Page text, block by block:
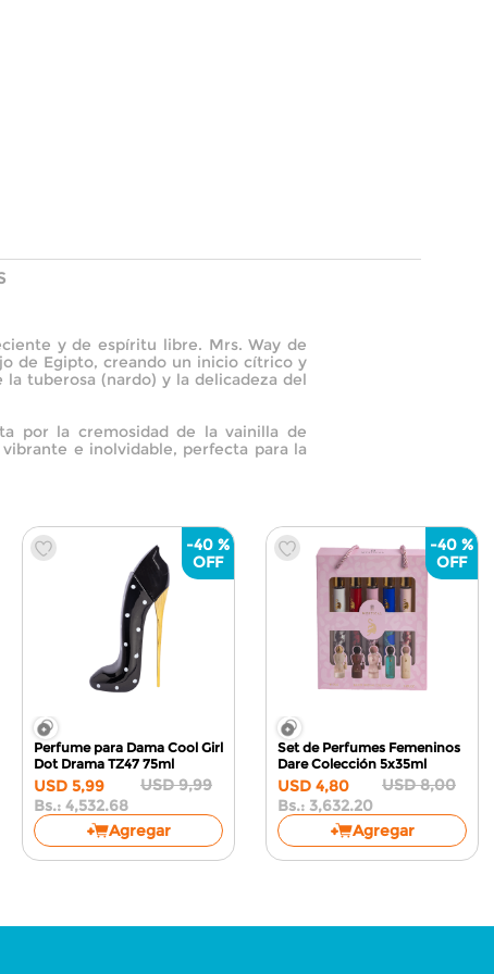
y de espíritu libre. Mrs. Way de
de Egipto, creando un inicio cítrico y
tuberosa (nardo) y la delicadeza del
por la cremosidad de la vainilla de
e inolvidable, perfecta para la
-40 %
Perfume para Dama Cool Girl
Dot Drama TZ47 75ml
USD 5,99 USD 9,99
Bs.: 4,532.68
Agregar
-40 %
Set de Perfumes Femeninos
Dare Colección 5x35ml
USD 4,80 USD 8,00
Bs.: 3,632.20
Agregar